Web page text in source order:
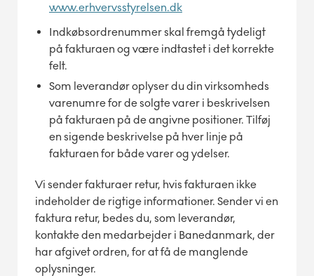
www.erhvervsstyrelsen.dk
Indkøbsordrenummer skal fremgå tydeligt
på fakturaen og være indtastet i det korrekte
felt.
Som leverandør oplyser du din virksomheds
varenumre for de solgte varer i beskrivelsen
på fakturaen på de angivne positioner. Tilføj
en sigende beskrivelse på hver linje på
fakturaen for både varer og ydelser.
Vi sender fakturaer retur, hvis fakturaen ikke
indeholder de rigtige informationer. Sender vi en
faktura retur, bedes du, som leverandør,
kontakte den medarbejder i Banedanmark, der
har afgivet ordren, for at få de manglende
oplysninger.